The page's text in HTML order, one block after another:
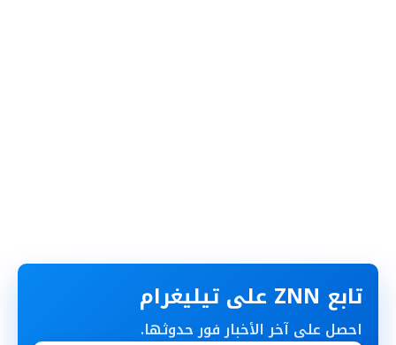
تابع ZNN على تيليغرام
احصل على آخر الأخبار فور حدوثها.